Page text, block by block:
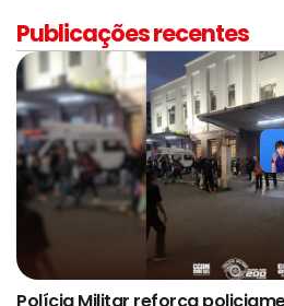
Publicações recentes